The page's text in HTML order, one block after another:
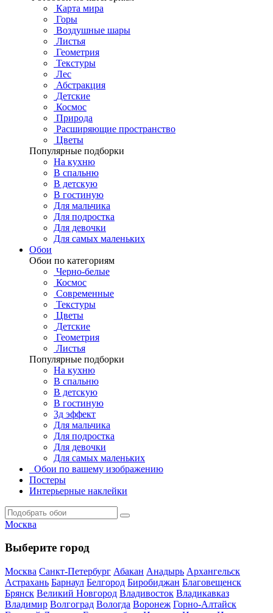
Карта мира
Горы
Воздушные шары
Листья
Геометрия
Текстуры
Лес
Абстракция
Детские
Космос
Природа
Расширяющие пространство
Цветы
Популярные подборки
На кухню
В спальню
В детскую
В гостиную
Для мальчика
Для подростка
Для девочки
Для самых маленьких
Обои
Обои по категориям
Черно-белые
Космос
Современные
Текстуры
Цветы
Детские
Геометрия
Листья
Популярные подборки
На кухню
В спальню
В детскую
В гостиную
3д эффект
Для мальчика
Для подростка
Для девочки
Для самых маленьких
Обои по вашему изображению
Постеры
Интерьерные наклейки
Москва
Выберите город
Москва Санкт-Петербург Абакан Анадырь Архангельск
Астрахань Барнаул Белгород Биробиджан Благовещенск
Брянск Великий Новгород Владивосток Владикавказ
Владимир Волгоград Вологда Воронеж Горно-Алтайск